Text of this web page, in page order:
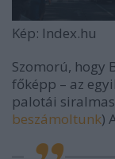
Kép: Index.hu
Szomorú, hogy
főképp – az
palotái
beszámoltunk)